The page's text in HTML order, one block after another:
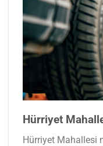
Hürriyet
Hürriyet Mahallesi